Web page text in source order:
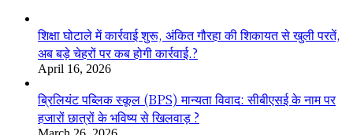
शिक्षा घोटाले में कार्रवाई शुरू, अंकित गौरहा की शिकायत से खुली परतें,
अब बड़े चेहरों पर कब होगी कार्रवाई.?
April 16, 2026
ब्रिलियंट पब्लिक स्कूल (BPS) मान्यता विवाद: सीबीएसई के नाम पर
हजारों छात्रों के भविष्य से खिलवाड़ ?